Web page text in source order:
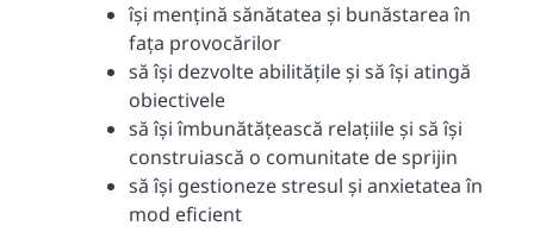
își mențină sănătatea și bunăstarea în
fața provocărilor
să își dezvolte abilitățile și să își atingă
obiectivele
să își îmbunătățească relațiile și să își
construiască o comunitate de sprijin
să își gestioneze stresul și anxietatea în
mod eficient